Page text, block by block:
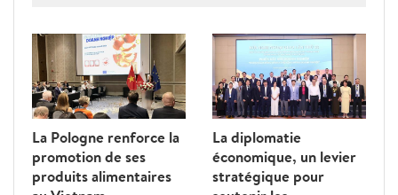
La Pologne renforce la
promotion de ses
produits alimentaires
La diplomatie
économique, un levier
stratégique pour